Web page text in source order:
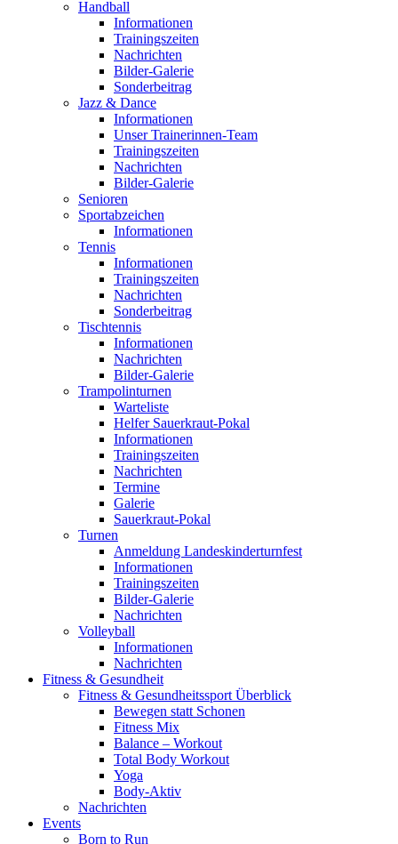
Handball
Informationen
Trainingszeiten
Nachrichten
Bilder-Galerie
Sonderbeitrag
Jazz & Dance
Informationen
Unser Trainerinnen-Team
Trainingszeiten
Nachrichten
Bilder-Galerie
Senioren
Sportabzeichen
Informationen
Tennis
Informationen
Trainingszeiten
Nachrichten
Sonderbeitrag
Tischtennis
Informationen
Nachrichten
Bilder-Galerie
Trampolinturnen
Warteliste
Helfer Sauerkraut-Pokal
Informationen
Trainingszeiten
Nachrichten
Termine
Galerie
Sauerkraut-Pokal
Turnen
Anmeldung Landeskinderturnfest
Informationen
Trainingszeiten
Bilder-Galerie
Nachrichten
Volleyball
Informationen
Nachrichten
Fitness & Gesundheit
Fitness & Gesundheitssport Überblick
Bewegen statt Schonen
Fitness Mix
Balance – Workout
Total Body Workout
Yoga
Body-Aktiv
Nachrichten
Events
Born to Run